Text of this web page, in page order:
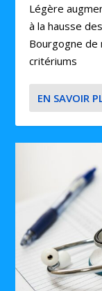
Légère
à la hausse
Bourgogne de
critériums
EN SAVOIR